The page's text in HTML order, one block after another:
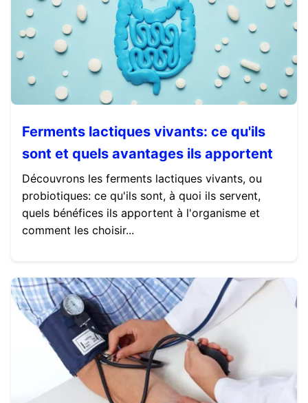
Ferments lactiques vivants: ce qu'ils
sont et quels avantages ils apportent
Découvrons les ferments lactiques vivants, ou
probiotiques: ce qu'ils sont, à quoi ils servent,
quels bénéfices ils apportent à l'organisme et
comment les choisir...